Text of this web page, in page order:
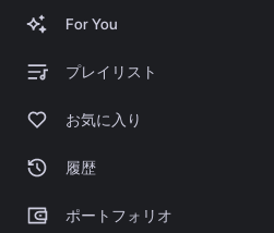
For You
プレイリスト
お気に入り
履歴
ポートフォリオ